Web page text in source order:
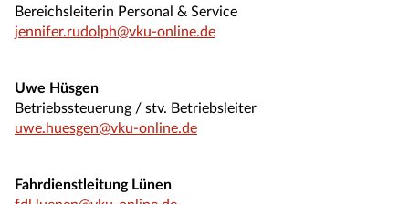
Bereichsleiterin Personal & Service
jennifer.rudolph@vku-online.de
Uwe Hüsgen
Betriebssteuerung / stv. Betriebsleiter
uwe.huesgen@vku-online.de
Fahrdienstleitung Lünen